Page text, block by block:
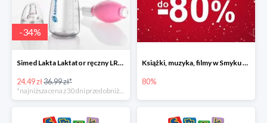
-34%
Simed Lakta Laktator ręczny LR-8 -34%
24.49 zł36.99 zł*
*najniższa cena z 30 dni przed obniżką
Książki, muzyka, filmy w Smyku do -80%
80%